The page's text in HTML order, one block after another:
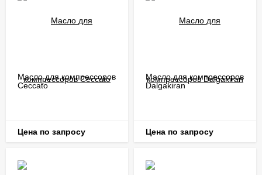
Масло для компрессоров
Ceccato
Цена по запросу
Масло для компрессоров
Dalgakiran
Цена по запросу